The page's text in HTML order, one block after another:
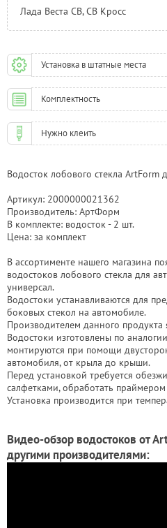
Лада Веста СВ, СВ Кросс
Установка в штатные места
Комплектность
Нужно клеить
Водосток лобового стекла ArtForm
Артикул: 2000000021362
Производитель: АртФорм
В комплекте: водосток - 2 шт.
Цена: за комплект
В ассортименте нашего магазина
водостоков лобового стекла для
универсал.
Водостоки устанавливаются для
боковых стекол на автомобиле.
Производителем данного
Водостоки изготовлены по
монтируются при помощи
автомобиля, от крыла до крыши.
Перед установкой требуется
салфетками, обработать
Установка производится при
Видео-обзор водостоков от
другими производителями: